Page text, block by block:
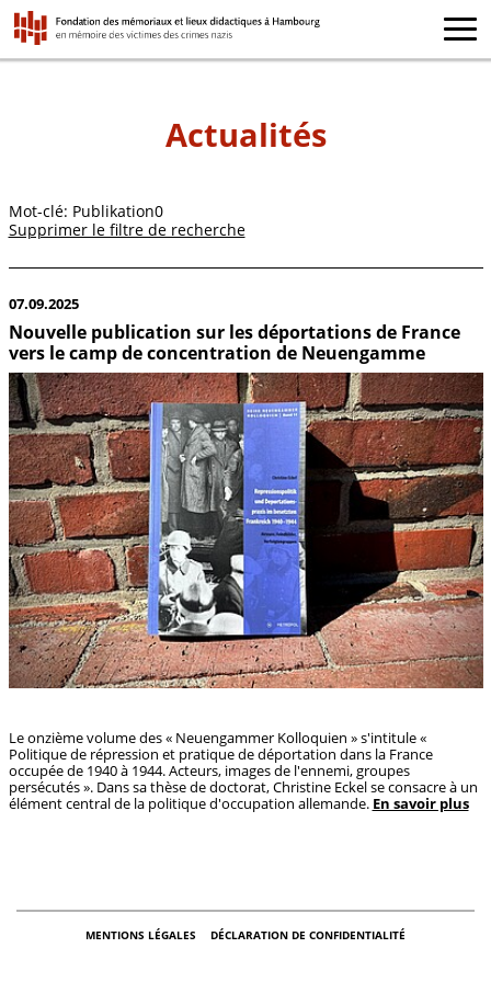
Actualités
Mot-clé: Publikation0
Supprimer le filtre de recherche
07.09.2025
Nouvelle publication sur les déportations de France
vers le camp de concentration de Neuengamme
Le onzième volume des « Neuengammer Kolloquien » s'intitule «
Politique de répression et pratique de déportation dans la France
occupée de 1940 à 1944. Acteurs, images de l'ennemi, groupes
persécutés ». Dans sa thèse de doctorat, Christine Eckel se consacre à un
élément central de la politique d'occupation allemande. En savoir plus
MENTIONS LÉGALES DÉCLARATION DE CONFIDENTIALITÉ